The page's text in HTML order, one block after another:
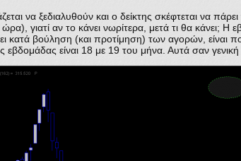
να ξεδιαλυθούν και ο δείκτης σκέφτεται να
γιατί αν το κάνει νωρίτερα, μετά τι θα κάνει; Η
κατά βούληση (και προτίμηση) των αγορών, είναι
εβδομάδας είναι 18 με 19 του μήνα. Αυτά σαν